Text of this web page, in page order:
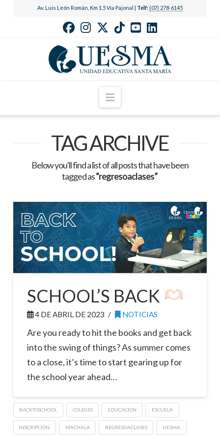
Av. Luis León Román, Km 1.5 Vía Pajonal | Telf: (07) 278-6145
Navigation
TAG ARCHIVE
Below you'll find a list of all posts that have been
tagged as“regresoaclases”
SCHOOL’S BACK
4 DE ABRIL DE 2023 NOTICIAS
Are you ready to hit the books and get back
into the swing of things? As summer comes
to a close, it’s time to start gearing up for
the school year ahead…
BACKTOSCHOOL COLEGIO EDUCACION ESCUELA
INSCRIPCION MACHALA REGRESOACLASES UESMA